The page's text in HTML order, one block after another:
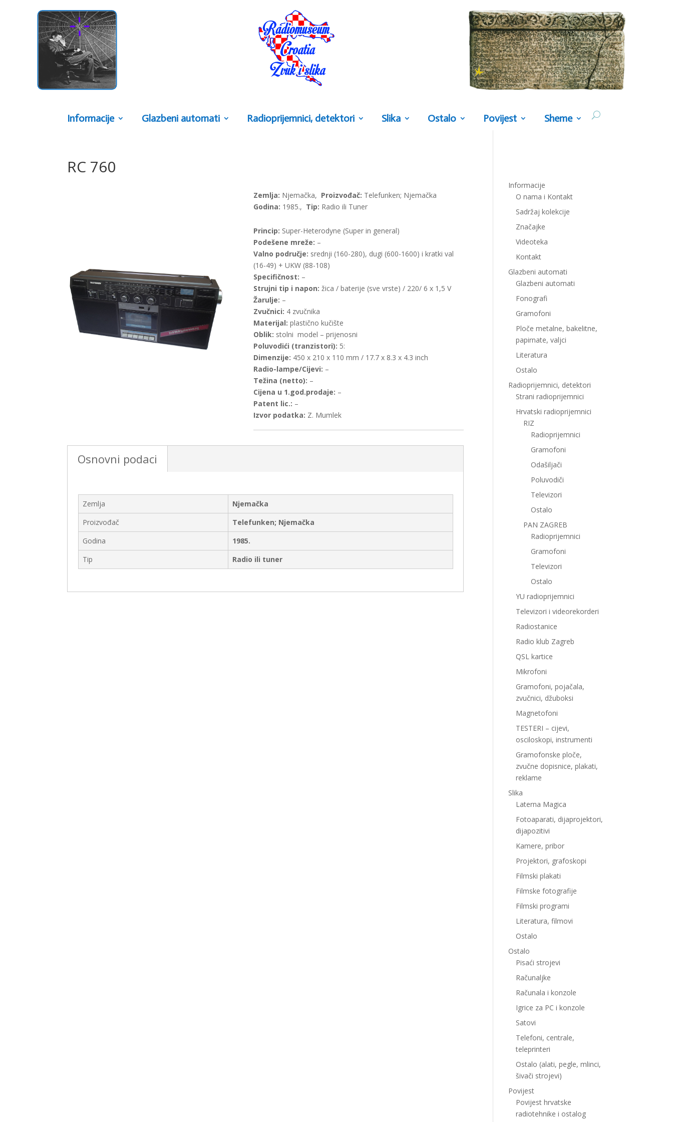
Informacije Glazbeni automati Radioprijemnici, detektori Slika Ostalo Povijest Sheme
RC 760
Zemlja: Njemačka, Proizvođač: Telefunken; Njemačka
Godina: 1985., Tip: Radio ili Tuner
Princip: Super-Heterodyne (Super in general)
Podešene mreže: –
Valno područje: srednji (160-280), dugi (600-1600) i kratki val
(16-49) + UKW (88-108)
Specifičnost: –
Strujni tip i napon: žica / baterije (sve vrste) / 220/ 6 x 1,5 V
Žarulje: –
Zvučnici: 4 zvučnika
Materijal: plastično kučište
Oblik: stolni model – prijenosni
Poluvodići (tranzistori): 5:
Dimenzije: 450 x 210 x 110 mm / 17.7 x 8.3 x 4.3 inch
Radio-lampe/Cijevi: –
Težina (netto): –
Cijena u 1.god.prodaje: –
Patent lic.: –
Izvor podatka: Z. Mumlek
Osnovni podaci
Zemlja
Njemačka
Proizvođač
Telefunken; Njemačka
Godina
1985.
Tip
Radio ili tuner
Informacije
O nama i Kontakt
Sadržaj kolekcije
Značajke
Videoteka
Kontakt
Glazbeni automati
Glazbeni automati
Fonografi
Gramofoni
Ploče metalne, bakelitne,
papirnate, valjci
Literatura
Ostalo
Radioprijemnici, detektori
Strani radioprijemnici
Hrvatski radioprijemnici
RIZ
Radioprijemnici
Gramofoni
Odašiljači
Poluvodiči
Televizori
Ostalo
PAN ZAGREB
Radioprijemnici
Gramofoni
Televizori
Ostalo
YU radioprijemnici
Televizori i videorekorderi
Radiostanice
Radio klub Zagreb
QSL kartice
Mikrofoni
Gramofoni, pojačala,
zvučnici, džuboksi
Magnetofoni
TESTERI – cijevi,
osciloskopi, instrumenti
Gramofonske ploče,
zvučne dopisnice, plakati,
reklame
Slika
Laterna Magica
Fotoaparati, dijaprojektori,
dijapozitivi
Kamere, pribor
Projektori, grafoskopi
Filmski plakati
Filmske fotografije
Filmski programi
Literatura, filmovi
Ostalo
Ostalo
Pisaći strojevi
Računaljke
Računala i konzole
Igrice za PC i konzole
Satovi
Telefoni, centrale,
teleprinteri
Ostalo (alati, pegle, mlinci,
šivači strojevi)
Povijest
Povijest hrvatske
radiotehnike i ostalog